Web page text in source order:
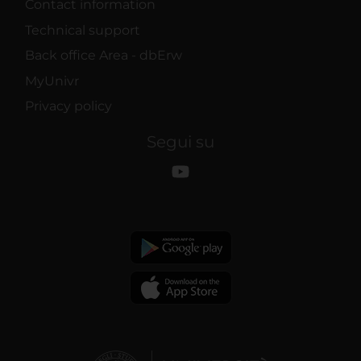
Contact information
Technical support
Back office Area - dbErw
MyUnivr
Privacy policy
Segui su